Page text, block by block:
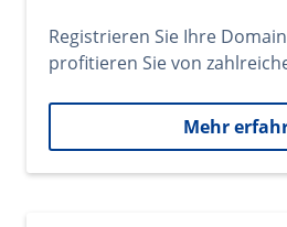
Registrieren Sie Ihre
profitieren Sie von
Mehr